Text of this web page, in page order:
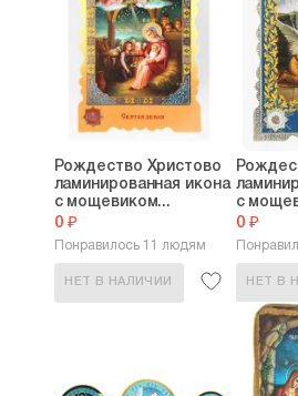
Рождество Христово
ламинированная икона
с мощевиком...
0 ₽
Понравилось 11 людям
НЕТ В НАЛИЧИИ
с
0 ₽
НЕТ В